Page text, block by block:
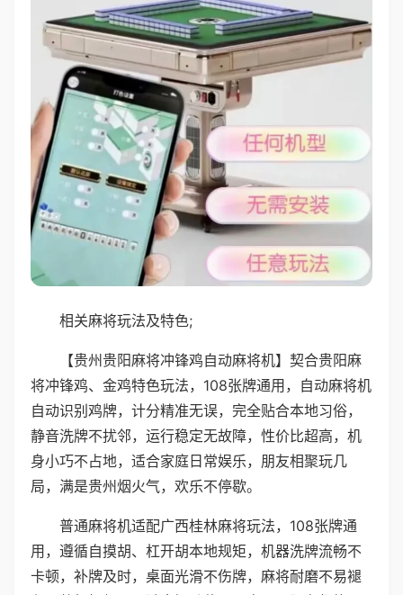
相关麻将玩法及特色;
【贵州贵阳麻将冲锋鸡自动麻将机】契合贵阳麻
将冲锋鸡、金鸡特色玩法，108张牌通用，自动麻将机
自动识别鸡牌，计分精准无误，完全贴合本地习俗，
静音洗牌不扰邻，运行稳定无故障，性价比超高，机
身小巧不占地，适合家庭日常娱乐，朋友相聚玩几
局，满是贵州烟火气，欢乐不停歇。
普通麻将机适配广西桂林麻将玩法，108张牌通
用，遵循自摸胡、杠开胡本地规矩，机器洗牌流畅不
卡顿，补牌及时，桌面光滑不伤牌，麻将耐磨不易褪